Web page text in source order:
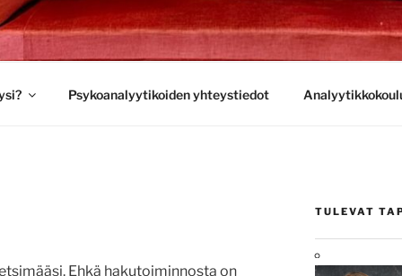
Psykoanalyytikoiden yhteystiedot
Ehkä hakutoiminnosta on
TULEVAT